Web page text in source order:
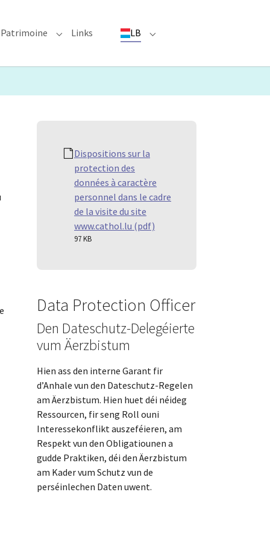
for "Evenementer"
Patrimoine Submenu for "Patrimoine"
Links LB Submenu for "LB"
Dispositions sur la
protection des
données à caractère
personnel dans le cadre
de la visite du site
www.cathol.lu (pdf)
97 KB
Data Protection Officer
Den Dateschutz-Delegéierte
vum Äerzbistum
Hien ass den interne Garant fir
d’Anhale vun den Dateschutz-Regelen
am Äerzbistum. Hien huet déi néideg
Ressourcen, fir seng Roll ouni
Interessekonflikt auszeféieren, am
Respekt vun den Obligatiounen a
gudde Praktiken, déi den Äerzbistum
am Kader vum Schutz vun de
perséinlechen Daten uwent.